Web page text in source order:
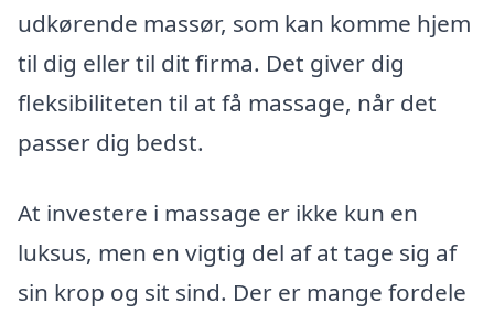
udkørende massør, som kan komme hjem
til dig eller til dit firma. Det giver dig
fleksibiliteten til at få massage, når det
passer dig bedst.
At investere i massage er ikke kun en
luksus, men en vigtig del af at tage sig af
sin krop og sit sind. Der er mange fordele